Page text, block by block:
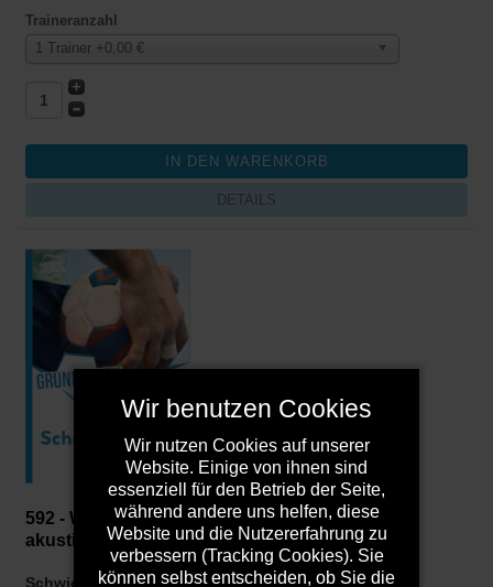
Traineranzahl
1 Trainer +0,00 €
DETAILS
592 - Wurfserien und Angriffsaktionen nach
akustischen und optischen Signalen
Schwierigkeit:Mittlere (geeignet ab C-Jugend)
Wir benutzen Cookies
Wir nutzen Cookies auf unserer
Website. Einige von ihnen sind
essenziell für den Betrieb der Seite,
während andere uns helfen, diese
Website und die Nutzererfahrung zu
verbessern (Tracking Cookies). Sie
können selbst entscheiden, ob Sie die